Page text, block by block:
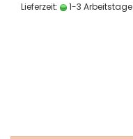
Lieferzeit: 1-3 Arbeitstage